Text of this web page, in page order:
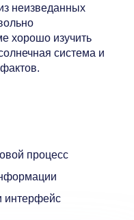
неизведанных
хорошо изучить
система и
процесс
интерфейс